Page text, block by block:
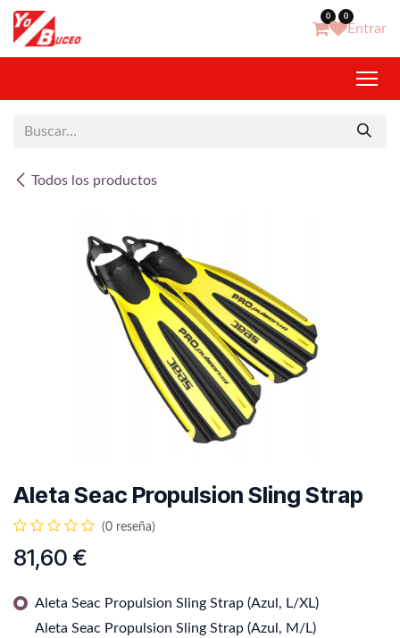
Ir al contenido 0 0
Entrar
Todos los productos
Aleta Seac Propulsion Sling Strap
(0 reseña)
81,60 €
Aleta Seac Propulsion Sling Strap (Azul, L/XL)
Aleta Seac Propulsion Sling Strap (Azul, M/L)